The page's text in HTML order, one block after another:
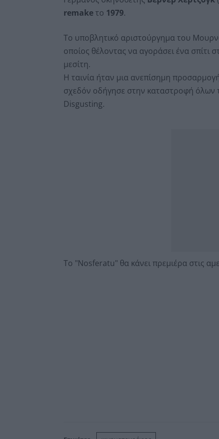
remakeτο 1979.
Το υποβλητικό αριστούργημα του
οποίος θέλοντας να αγοράσει ένα σπίτι
μεσίτη.
Η ταινία ήταν μια ανεπίσημη
σχεδόν οδήγησε στην καταστροφή όλων
Disgusting.
Το "Nosferatu" θα κάνει πρεμιέρα στις